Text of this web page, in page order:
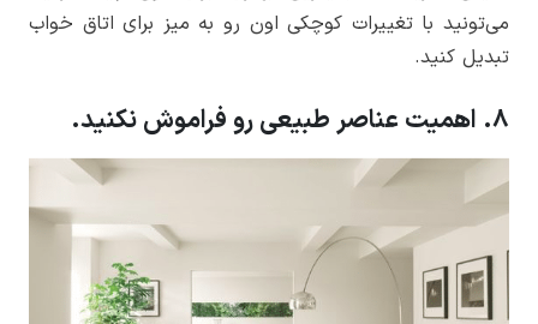
می‌تونید با تغییرات کوچکی اون رو به میز برای اتاق خواب
تبدیل کنید.
8. اهمیت عناصر طبیعی رو فراموش نکنید.